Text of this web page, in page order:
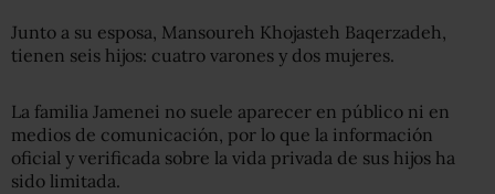
Junto a su esposa, Mansoureh Khojasteh Baqerzadeh,
tienen seis hijos: cuatro varones y dos mujeres.
La familia Jamenei no suele aparecer en público ni en
medios de comunicación, por lo que la información
oficial y verificada sobre la vida privada de sus hijos ha
sido limitada.